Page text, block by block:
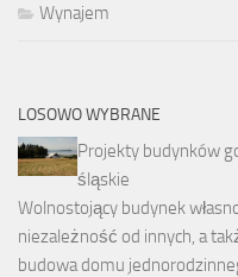
Wynajem
LOSOWO WYBRANE
Projekty budynków
śląskie
Wolnostojący budynek
niezależność od innych, a
budowa domu